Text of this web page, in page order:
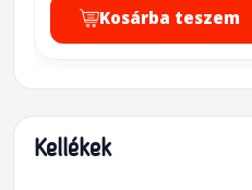
Kosárba teszem
Kellékek